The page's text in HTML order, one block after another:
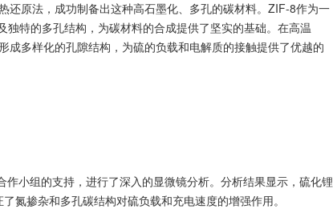
还原法，成功制备出这种高石墨化、多孔的碳材料。ZIF-8作为一
特的多孔结构，为碳材料的合成提供了坚实的基础。在高温
多样化的孔隙结构，为硫的负载和电解质的接触提供了优越的
小组的支持，进行了深入的显微镜分析。分析结果显示，硫化锂
氮掺杂和多孔碳结构对硫负载和充电速度的增强作用。